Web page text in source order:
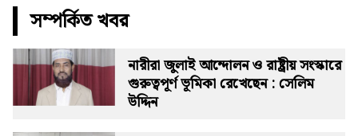
সম্পর্কিত খবর
নারীরা জুলাই আন্দোলন ও রাষ্ট্রীয় সংস্কারে
গুরুত্বপূর্ণ ভূমিকা রেখেছেন : সেলিম
উদ্দিন